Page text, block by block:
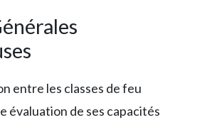
entre les classes de feu
évaluation de ses capacités